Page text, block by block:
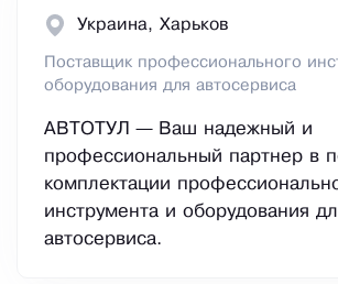
Украина, Харьков
Поставщик профессионального
оборудования для автосервиса
АВТОТУЛ — Ваш надежный и
профессиональный партнер в
комплектации
инструмента и оборудования
автосервиса.